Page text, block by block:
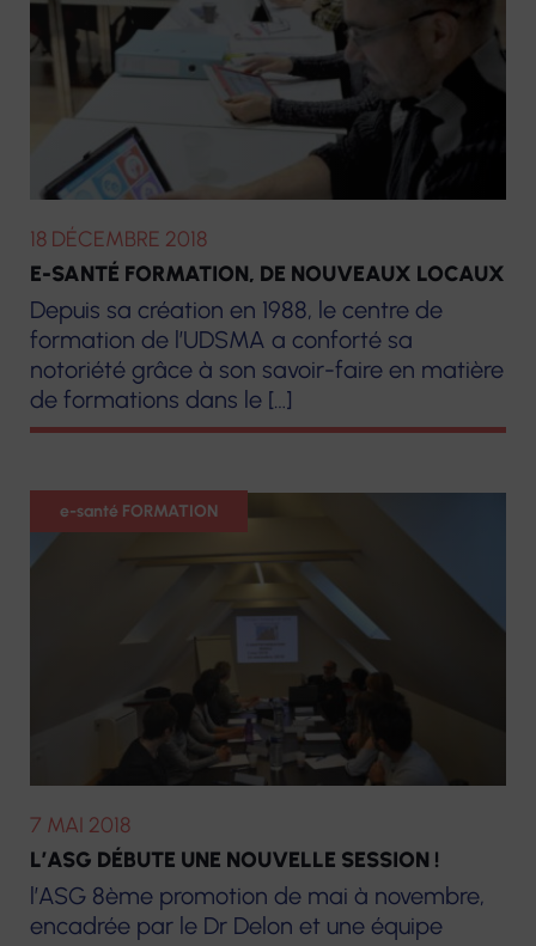
18 DÉCEMBRE 2018
E-SANTÉ FORMATION, DE NOUVEAUX LOCAUX
Depuis sa création en 1988, le centre de
formation de l’UDSMA a conforté sa
notoriété grâce à son savoir-faire en matière
de formations dans le […]
Formation
7 MAI 2018
L’ASG DÉBUTE UNE NOUVELLE SESSION !
l’ASG 8ème promotion de mai à novembre,
encadrée par le Dr Delon et une équipe
e-santé FORMATION